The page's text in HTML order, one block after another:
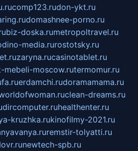
comp123.rudon-ykt.ru
domashnee-porno.ru
biz-doska.rumetropoltravel.ru
media.rurostotsky.ru
zaryna.rucasinotablet.ru
mebeli-moscow.rutermomur.ru
erdamchi.rudoramamama.ru
clean-dreams.ru
dircomputer.ruhealthenter.ru
kruzhka.rukinofilmy-2021.ru
remstir-tolyatti.ru
newtech-spb.ru